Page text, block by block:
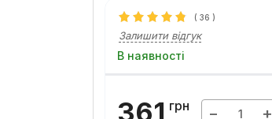
( 36 )
Залишити відгук
В наявності
361 грн − +